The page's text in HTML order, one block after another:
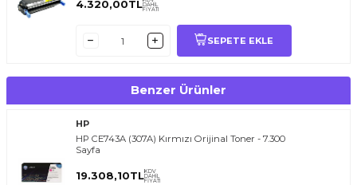
4.320,00TLDAHİL
FİYATI
SEPETE EKLE
Benzer Ürünler
HP
HP CE743A (307A) Kırmızı Orijinal Toner - 7.300
Sayfa
19.308,10TLKDV
DAHİL
FİYATI